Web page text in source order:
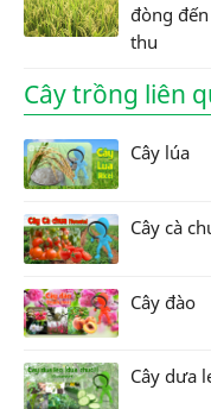
đòng
thu
Cây trồng liên
Cây lúa
Cây cà
Cây đào
Cây dưa